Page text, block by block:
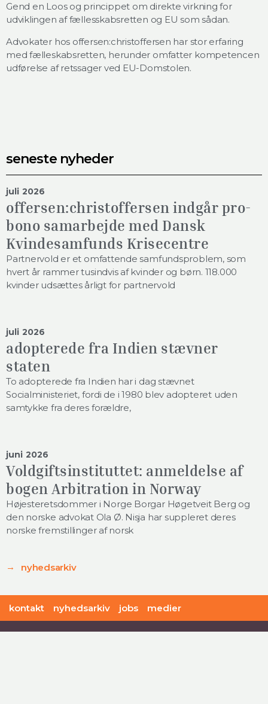
Gend en Loos og princippet om direkte virkning for
udviklingen af fællesskabsretten og EU som sådan.
Advokater hos offersen:christoffersen har stor erfaring
med fælleskabsretten, herunder omfatter kompetencen
udførelse af retssager ved EU-Domstolen.
seneste nyheder
juli 2026
offersen:christoffersen indgår pro-
bono samarbejde med Dansk
Kvindesamfunds Krisecentre
Partnervold er et omfattende samfundsproblem, som
hvert år rammer tusindvis af kvinder og børn. 118.000
kvinder udsættes årligt for partnervold
juli 2026
adopterede fra Indien stævner
staten
To adopterede fra Indien har i dag stævnet
Socialministeriet, fordi de i 1980 blev adopteret uden
samtykke fra deres forældre,
juni 2026
Voldgiftsinstituttet: anmeldelse af
bogen Arbitration in Norway
Højesteretsdommer i Norge Borgar Høgetveit Berg og
den norske advokat Ola Ø. Nisja har suppleret deres
norske fremstillinger af norsk
nyhedsarkiv
kontakt nyhedsarkiv jobs medier